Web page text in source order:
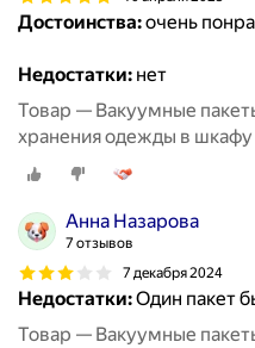
Достоинства:очень
Недостатки: нет
Товар — Вакуумные
хранения одежды в шкафу
Анна Назарова
7 отзывов
7 декабря 2024
Недостатки:Один пакет
Товар — Вакуумные